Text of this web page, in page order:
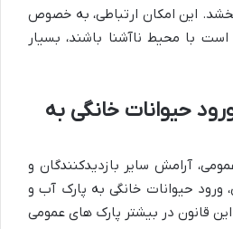
این امکان ارتباطی، به خصوص
با محیط ناآشنا باشند، بسیار
حیوانات خانگی به
آرامش سایر بازدیدکنندگان و
حیوانات خانگی به پارک آب و
قانون در بیشتر پارک های عمومی